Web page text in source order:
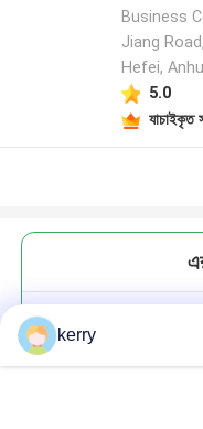
Business
Jiang
Hefei,
5.0
যাচাইকৃত
kerry